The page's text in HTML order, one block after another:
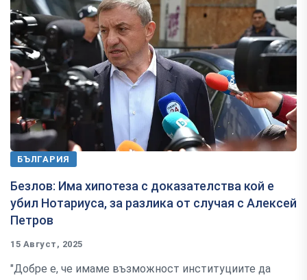
БЪЛГАРИЯ
Безлов: Има хипотеза с доказателства кой е
убил Нотариуса, за разлика от случая с Алексей
Петров
15 Август, 2025
"Добре е, че имаме възможност институциите да